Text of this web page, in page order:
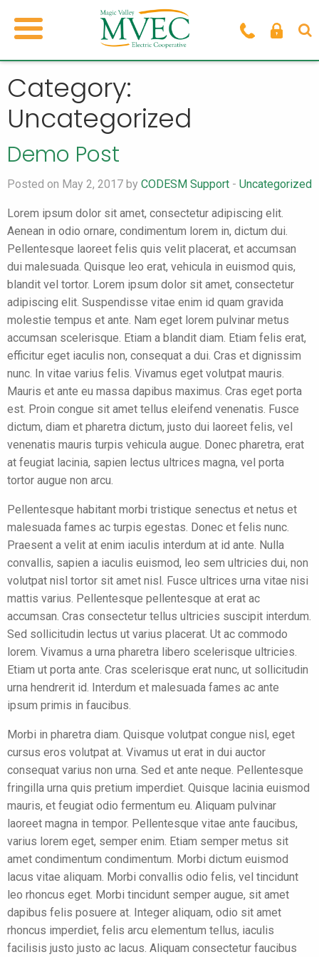
Category:
Uncategorized
Demo Post
Posted on May 2, 2017 by CODESM Support - Uncategorized
Lorem ipsum dolor sit amet, consectetur adipiscing elit.
Aenean in odio ornare, condimentum lorem in, dictum dui.
Pellentesque laoreet felis quis velit placerat, et accumsan
dui malesuada. Quisque leo erat, vehicula in euismod quis,
blandit vel tortor. Lorem ipsum dolor sit amet, consectetur
adipiscing elit. Suspendisse vitae enim id quam gravida
molestie tempus et ante. Nam eget lorem pulvinar metus
accumsan scelerisque. Etiam a blandit diam. Etiam felis erat,
efficitur eget iaculis non, consequat a dui. Cras et dignissim
nunc. In vitae varius felis. Vivamus eget volutpat mauris.
Mauris et ante eu massa dapibus maximus. Cras eget porta
est. Proin congue sit amet tellus eleifend venenatis. Fusce
dictum, diam et pharetra dictum, justo dui laoreet felis, vel
venenatis mauris turpis vehicula augue. Donec pharetra, erat
at feugiat lacinia, sapien lectus ultrices magna, vel porta
tortor augue non arcu.
Pellentesque habitant morbi tristique senectus et netus et
malesuada fames ac turpis egestas. Donec et felis nunc.
Praesent a velit at enim iaculis interdum at id ante. Nulla
convallis, sapien a iaculis euismod, leo sem ultricies dui, non
volutpat nisl tortor sit amet nisl. Fusce ultrices urna vitae nisi
mattis varius. Pellentesque pellentesque at erat ac
accumsan. Cras consectetur tellus ultricies suscipit interdum.
Sed sollicitudin lectus ut varius placerat. Ut ac commodo
lorem. Vivamus a urna pharetra libero scelerisque ultricies.
Etiam ut porta ante. Cras scelerisque erat nunc, ut sollicitudin
urna hendrerit id. Interdum et malesuada fames ac ante
ipsum primis in faucibus.
Morbi in pharetra diam. Quisque volutpat congue nisl, eget
cursus eros volutpat at. Vivamus ut erat in dui auctor
consequat varius non urna. Sed et ante neque. Pellentesque
fringilla urna quis pretium imperdiet. Quisque lacinia euismod
mauris, et feugiat odio fermentum eu. Aliquam pulvinar
laoreet magna in tempor. Pellentesque vitae ante faucibus,
varius lorem eget, semper enim. Etiam semper metus sit
amet condimentum condimentum. Morbi dictum euismod
lacus vitae aliquam. Morbi convallis odio felis, vel tincidunt
leo rhoncus eget. Morbi tincidunt semper augue, sit amet
dapibus felis posuere at. Integer aliquam, odio sit amet
rhoncus imperdiet, felis arcu elementum tellus, iaculis
facilisis justo justo ac lacus. Aliquam consectetur faucibus